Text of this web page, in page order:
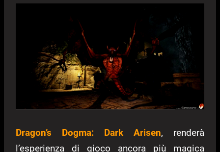
Dragon’s Dogma: Dark Arisen, renderà
l’esperienza di gioco ancora più magica